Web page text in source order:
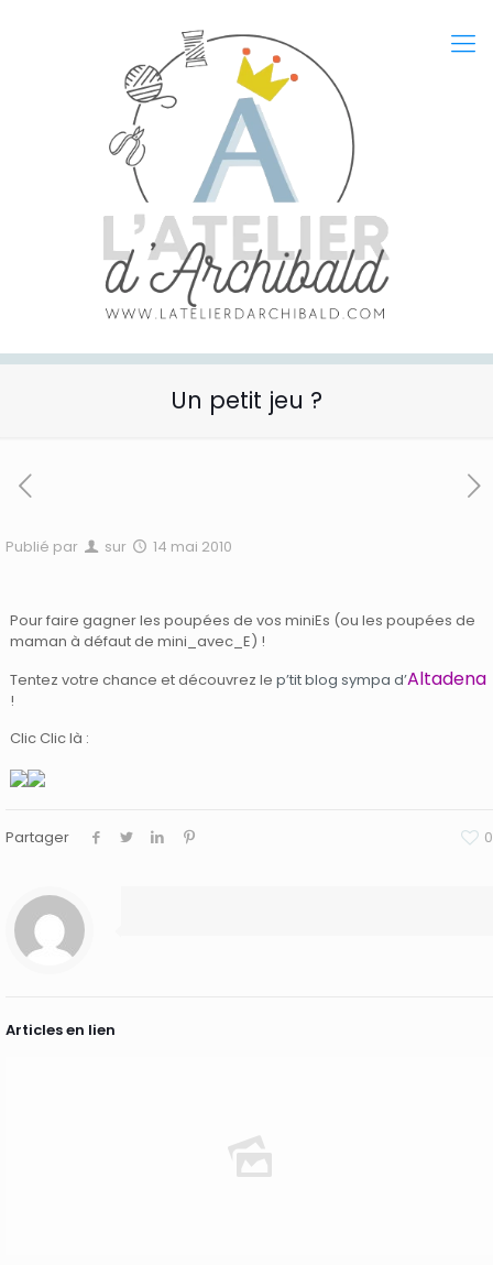
Un petit jeu ?
Publié par sur 14 mai 2010
Pour faire gagner les poupées de vos miniEs (ou les poupées de
maman à défaut de mini_avec_E) !
Tentez votre chance et découvrez lep’tit blog sympa d’Altadena
!
Clic Clic là :
Partager 0
Articles en lien